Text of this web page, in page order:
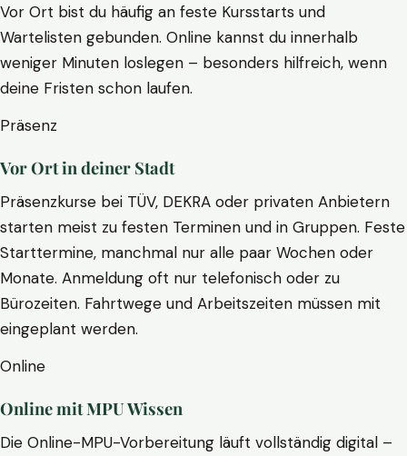
Vor Ort bist du häufig an feste Kursstarts und
Wartelisten gebunden. Online kannst du innerhalb
weniger Minuten loslegen – besonders hilfreich, wenn
deine Fristen schon laufen.
Präsenz
Vor Ort in deiner Stadt
Präsenzkurse bei TÜV, DEKRA oder privaten Anbietern
starten meist zu festen Terminen und in Gruppen. Feste
Starttermine, manchmal nur alle paar Wochen oder
Monate. Anmeldung oft nur telefonisch oder zu
Bürozeiten. Fahrtwege und Arbeitszeiten müssen mit
eingeplant werden.
Online
Online mit MPU Wissen
Die Online-MPU-Vorbereitung läuft vollständig digital –